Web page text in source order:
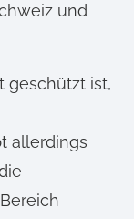
und
geschützt ist,
allerdings